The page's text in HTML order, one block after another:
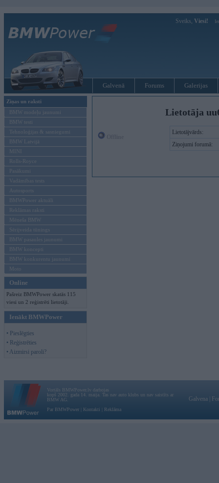
Sveiks, Viesi!
Galvenā Forums Galerijas
Ziņas un raksti
BMW modeļu jaunumi
BMW testi
Tehnoloģijas & sasniegumi
BMW Latvijā
MINI
Rolls-Royce
Pasākumi
Vadāmības tests
Autosports
BMWPower aktuāli
Reklāmas raksti
Mēneša BMW
Sērijveida tūnings
BMW pasaules jaunumi
BMW koncepti
BMW konkurentu jaunumi
Moto
Online
Pašreiz BMWPower skatās 115
viesi un 2 reģistrēti lietotāji.
Ienākt BMWPower
• Pieslēgties
• Reģistrēties
• Aizmirsi paroli?
Lietotāja
Lietotājvārds:
Ziņojumi forumā:
Vortāls BMWPower.lv darbojas
kopš 2002. gada 14. maija. Tas nav auto klubs un nav saistīts ar
BMW AG.
Par BMWPower
Kontakti Reklāma
Galvena